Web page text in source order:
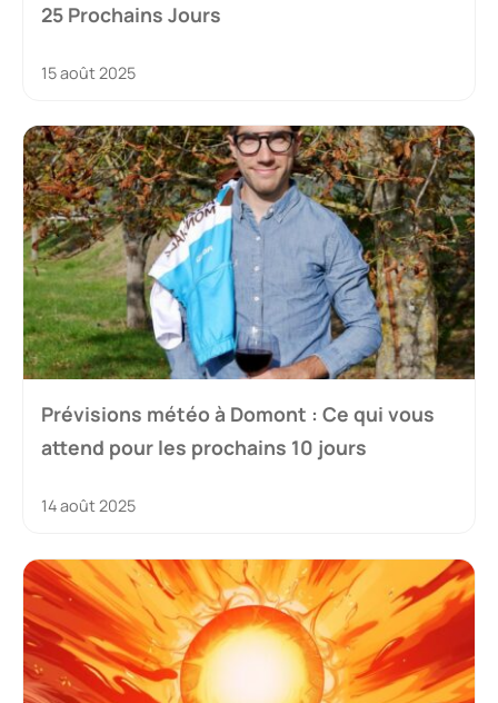
25 Prochains Jours
15 août 2025
Prévisions météo à Domont : Ce qui vous
attend pour les prochains 10 jours
14 août 2025